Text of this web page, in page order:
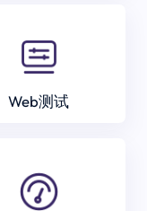
Web测试